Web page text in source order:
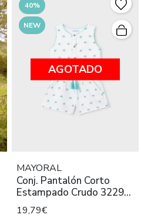
40%
NEW
AGOTADO
MAYORAL
Conj. Pantalón Corto
Estampado Crudo 3229
Mayoral
19,79€